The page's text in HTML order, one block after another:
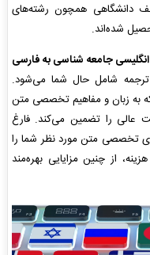
دانشگاهی همچون رشته‌های
شده‌اند.
جامعه شناسی به فارسی
ترجمه شامل حال شما می‌شود.
به زبان و مفاهیم تخصصی متن
عالی را تضمین می‌‌کند. فارغ
تخصصی متن مورد نظر شما را
از چنین مزایایی بهره‌مند